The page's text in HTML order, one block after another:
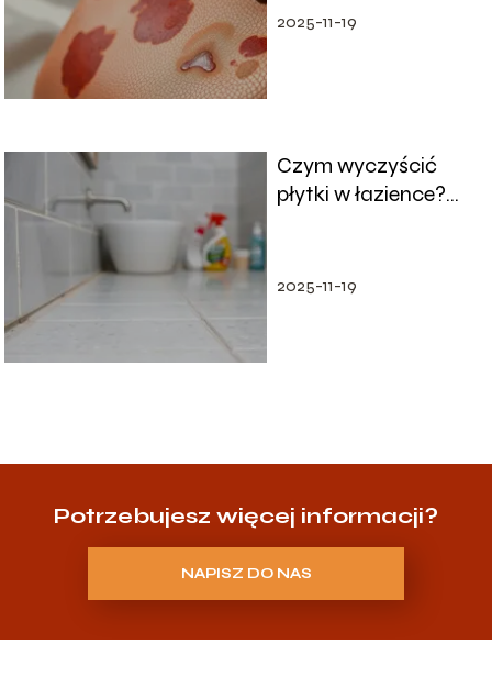
i porady!
2025-11-19
Czym wyczyścić
płytki w łazience?
2025-11-19
Potrzebujesz więcej informacji?
NAPISZ DO NAS